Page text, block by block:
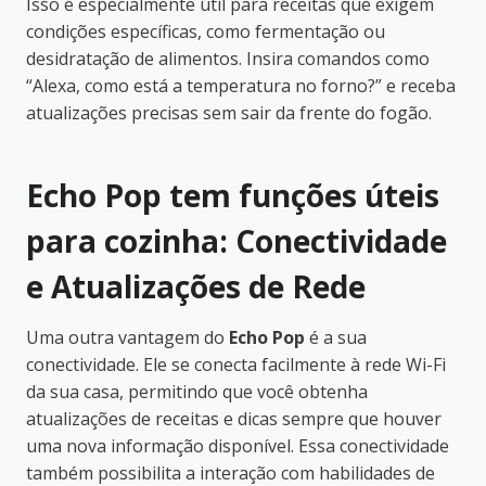
condições específicas, como fermentação ou
desidratação de alimentos. Insira comandos como
“Alexa, como está a temperatura no forno?” e receba
atualizações precisas sem sair da frente do fogão.
Echo Pop tem funções úteis
para cozinha: Conectividade
e Atualizações de Rede
Uma outra vantagem do Echo Pop é a sua
conectividade. Ele se conecta facilmente à rede Wi-Fi
da sua casa, permitindo que você obtenha
atualizações de receitas e dicas sempre que houver
uma nova informação disponível. Essa conectividade
também possibilita a interação com habilidades de